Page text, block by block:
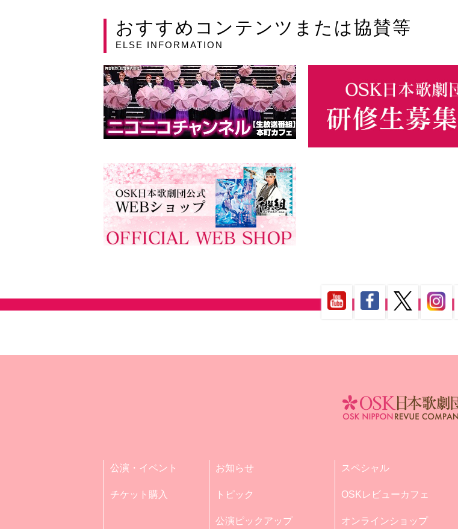
おすすめコンテンツまたは協賛等
ELSE INFORMATION
公演・イベント
チケット購入
お知らせ
トピック
公演ピックアップ
スペシャル
OSKレビューカフェ
オンラインショップ